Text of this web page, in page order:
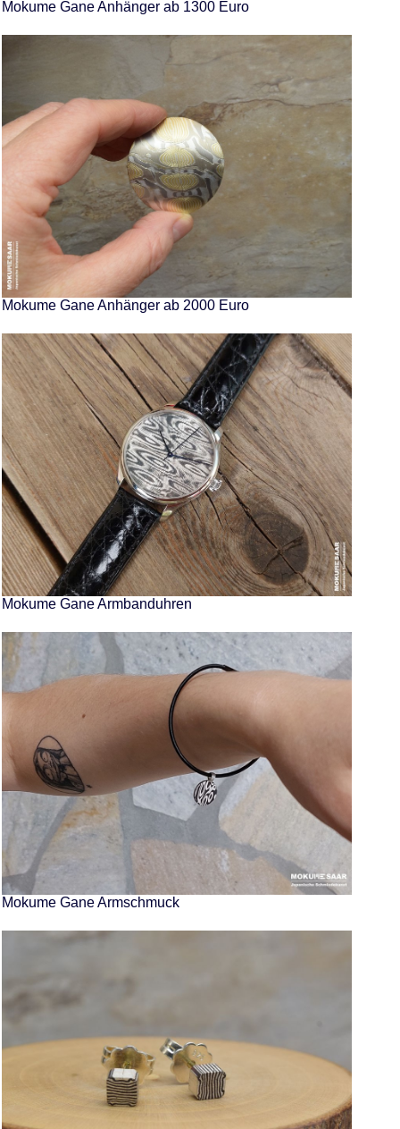
Mokume Gane Anhänger ab 1300 Euro
Mokume Gane Anhänger ab 2000 Euro
Mokume Gane Armbanduhren
Mokume Gane Armschmuck